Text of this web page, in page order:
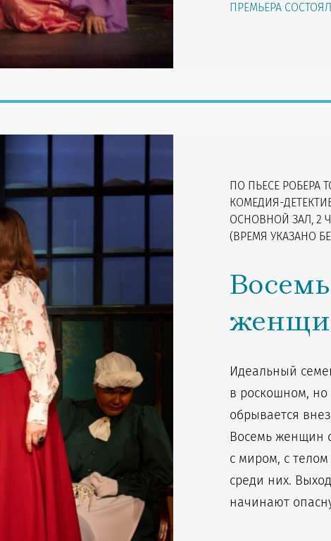
ПРЕМЬЕРА
ПО ПЬЕСЕ РОБЕРА
КОМЕДИЯ-
ОСНОВНОЙ ЗАЛ, 2
(ВРЕМЯ УКАЗАНО
Идеальный
в роскошном,
обрывается
Восемь женщин
с миром, с
среди них.
начинают